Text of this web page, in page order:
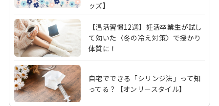
ッズ】
【温活習慣12選】妊活卒業生が試し
て効いた〈冬の冷え対策〉で授かり
体質に！
自宅でできる「シリンジ法」って知
ってる？【オンリースタイル】